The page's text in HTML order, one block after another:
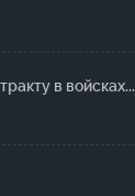
в войсках...